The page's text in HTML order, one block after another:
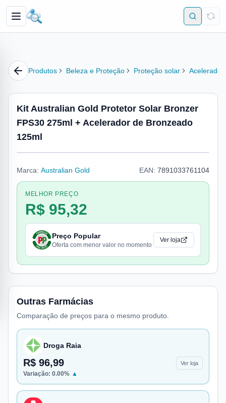
Produtos Beleza e Proteção Proteção solar
Kit Australian Gold Protetor Solar Bronzer
FPS30 275ml + Acelerador de Bronzeado
125ml
Marca: Australian Gold EAN: 7891033761104
MELHOR PREÇO
R$ 95,32
Preço Popular
Oferta com menor valor no momento
Ver loja
Outras Farmácias
Comparação de preços para o mesmo produto.
Droga Raia
R$ 96,99 Ver loja
Variação: 0.00% ▲